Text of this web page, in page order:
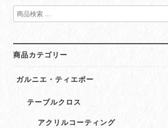
検
索
象:
商品カテゴリー
ガルニエ・ティエボー
テーブルクロス
アクリルコーティング